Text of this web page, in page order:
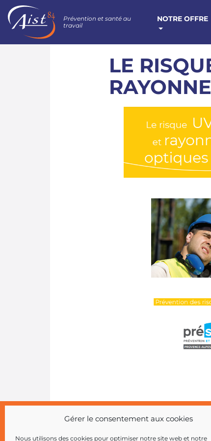
Gérer le consentement aux cookies
Nous utilisons des cookies pour optimiser notre site web et notre
Prévention et santé au
travail
NOTRE OFFRE
LE
Politique de